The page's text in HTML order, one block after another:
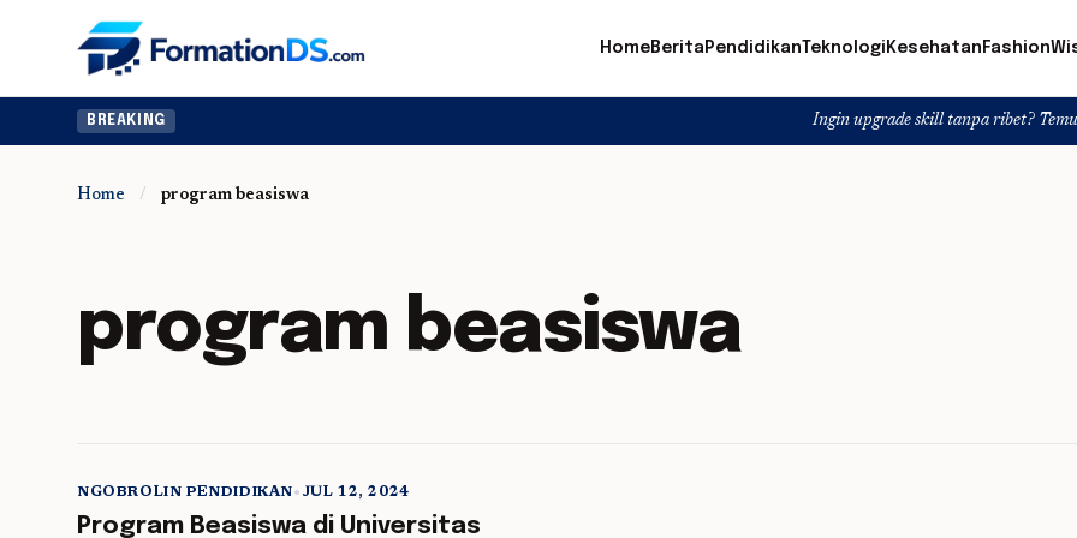
HomeBerita PendidikanTeknologi Kesehatan Fashion
BREAKING Ingin upgrade skill tanpa ribet? Temukan
Home / program beasiswa
program beasiswa
5 min read
NGOBROLIN PENDIDIKAN• JUL 12, 2024
Program Beasiswa di Universitas